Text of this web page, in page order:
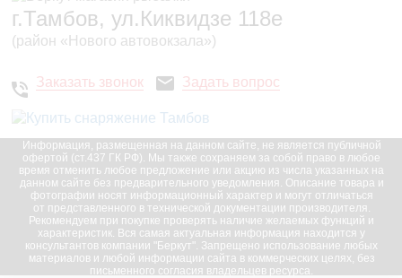
г.Тамбов, ул.Киквидзе 118е
(район «Нового автовокзала»)
Заказать звонок Задать вопрос
Информация, размещенная на данном сайте, не является публичной
офертой (ст.437 ГК РФ). Мы также сохраняем за собой право в любое
время отменить любое предложение или акцию из числа указанных на
данном сайте без предварительного уведомления. Описание товара и
фотографии носят информационный характер и могут отличаться
от представленного в технической документации производителя.
Рекомендуем при покупке проверять наличие желаемых функций и
характеристик. Вся самая актуальная информация находится у
консультантов компании "Беркут". Запрещено использование любых
материалов и любой информации сайта в коммерческих целях, без
письменного согласия владельцев ресурса.